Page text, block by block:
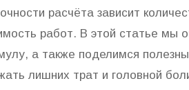
расчёта зависит
работ. В этой статье мы
а также поделимся
лишних трат и головной